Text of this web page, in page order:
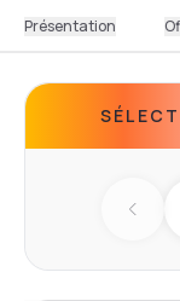
Présentation